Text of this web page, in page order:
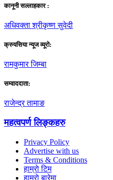
कानूनी सल्लाहकार :
अधिवक्ता श्रीकृष्ण सुवेदी
क्रुयसिया न्यूज व्यूराे:
रामकुमार जिम्बा
सम्वाददाता:
राजेन्द्र तामाङ
महत्वपर्ण लिङ्कहरु
Privacy Policy
Advertise with us
Terms & Conditions
हाम्राे टिम
हाम्राे बारेमा